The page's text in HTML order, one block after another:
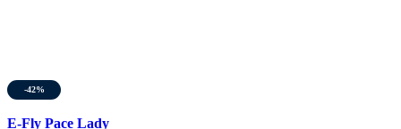
-42%
E-Fly Pace Lady